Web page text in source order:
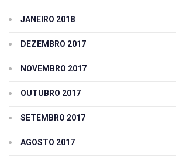
JANEIRO 2018
DEZEMBRO 2017
NOVEMBRO 2017
OUTUBRO 2017
SETEMBRO 2017
AGOSTO 2017